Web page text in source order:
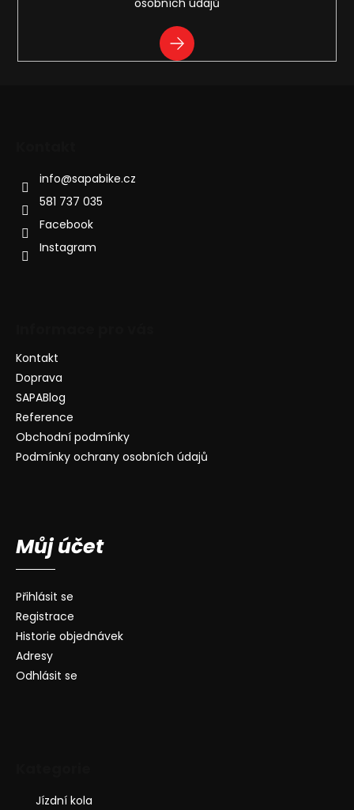
osobních údajů
PŘIHLÁSIT
SE
info@sapabike.cz
581 737 035
Facebook
Instagram
Kontakt
Doprava
SAPABlog
Reference
Obchodní podmínky
Podmínky ochrany osobních údajů
Můj účet
Přihlásit se
Registrace
Historie objednávek
Adresy
Odhlásit se
Jízdní kola